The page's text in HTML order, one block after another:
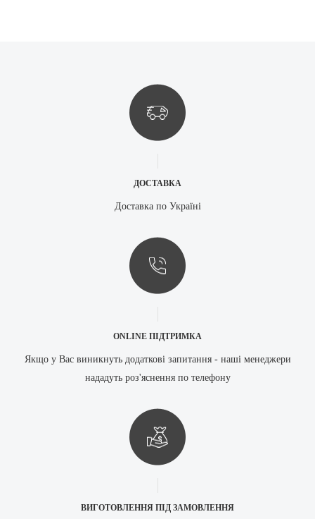
ДОСТАВКА
Доставка по Україні
ONLINE ПІДТРИМКА
Якщо у Вас виникнуть додаткові запитання - наші менеджери
нададуть роз'яснення по телефону
ВИГОТОВЛЕННЯ ПІД ЗАМОВЛЕННЯ